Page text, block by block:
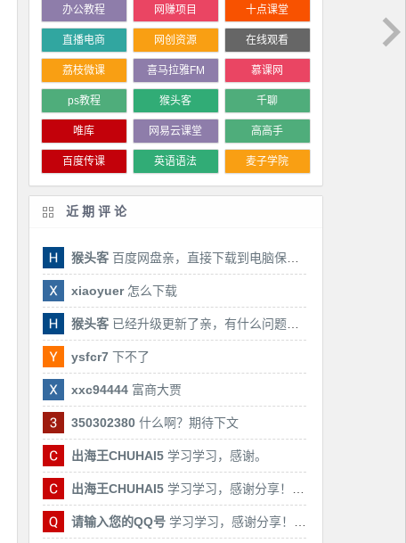
办公教程 网赚项目 十点课堂
直播电商 网创资源 在线观看
荔枝微课 喜马拉雅FM 慕课网
ps教程 猴头客 千聊
唯库 网易云课堂 高高手
百度传课 英语语法 麦子学院
近期评论
猴头客百度网盘亲，直接下载到电脑保存亲，后期有课还会更新
xiaoyuer怎么下载
猴头客已经升级更新了亲，有什么问题随时联系我！
ysfcr7下不了
xxc94444富商大贾
350302380什么啊？期待下文
出海王CHUHAI5学习学习，感谢。
出海王CHUHAI5学习学习，感谢分享！！！
请输入您的QQ号学习学习，感谢分享！！！